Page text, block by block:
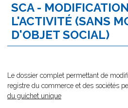
SCA -
L'ACTIVITÉ (SANS
D'OBJET SOCIAL)
Le dossier complet permettant de
registre du commerce et des sociétés
du guichet unique